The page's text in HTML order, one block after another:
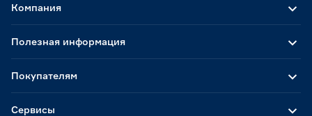
Компания
Полезная информация
Покупателям
Сервисы